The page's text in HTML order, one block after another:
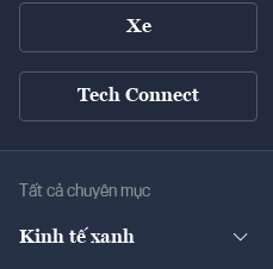
Xe
Tech Connect
Tất cả chuyên mục
Kinh tế xanh